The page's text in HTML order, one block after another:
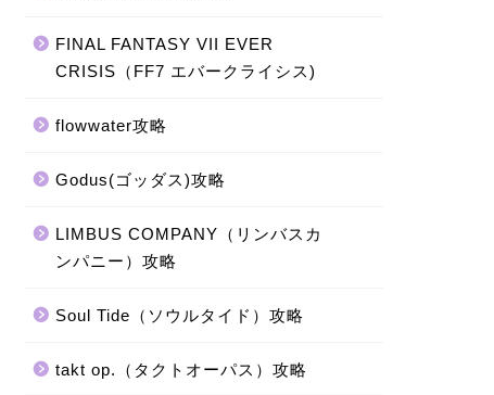
FINAL FANTASY VII EVER
CRISIS（FF7 エバークライシス)
flowwater攻略
Godus(ゴッダス)攻略
LIMBUS COMPANY（リンバスカ
ンパニー）攻略
Soul Tide（ソウルタイド）攻略
takt op.（タクトオーパス）攻略